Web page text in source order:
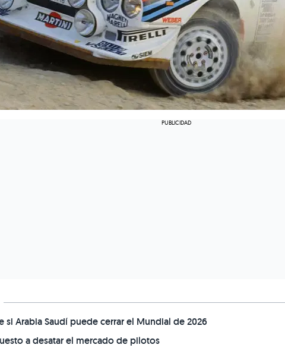
si Arabia Saudí puede cerrar el Mundial de 2026
a desatar el mercado de pilotos